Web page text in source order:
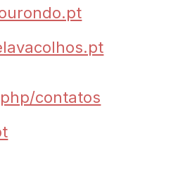
contatos